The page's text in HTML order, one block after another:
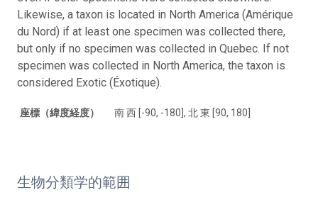
Likewise, a taxon is located in North America (Amérique
du Nord) if at least one specimen was collected there,
but only if no specimen was collected in Quebec. If not
specimen was collected in North America, the taxon is
considered Exotic (Éxotique).
座標（緯度経度） 南 西 [-90, -180], 北 東 [90, 180]
生物分類学的範囲